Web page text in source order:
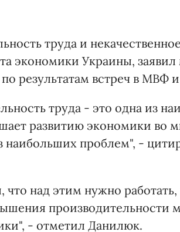
труда и
экономики Украины,
по результатам встреч в МВФ
труда - это одна из
развитию экономики во
наибольших проблем", -
над этим нужно
производительности
- отметил Данилюк.